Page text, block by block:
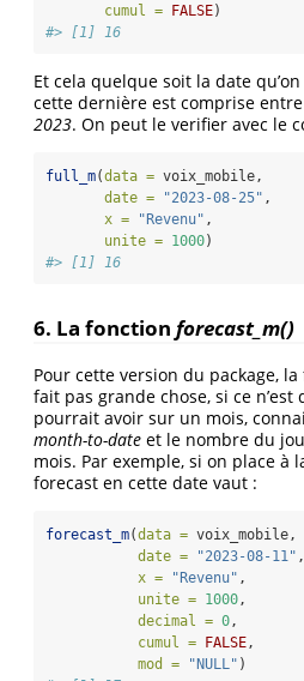
cumul = FALSE)
#> [1] 16
Et cela quelque soit la date
cette dernière est comprise entre
2023. On peut le verifier avec le
full_m(data = voix_mobile,
date =
"2023-08-25" ,
x =
"Revenu" ,
unite = 1000)
#> [1] 16
6. La fonction forecast_m()
Pour cette version du package,
fait pas grande chose, si ce n’est
pourrait avoir sur un mois,
month-to-date et le nombre du
mois. Par exemple, si on place à
forecast en cette date vaut :
forecast_m(data = voix_mobile,
date =
"2023-08-11" ,
x =
"Revenu" ,
unite = 1000,
decimal = 0,
cumul =
FALSE,
mod =
"NULL" )